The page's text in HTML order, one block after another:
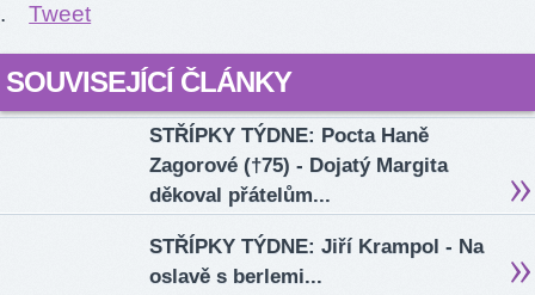
.
Tweet
SOUVISEJÍCÍ ČLÁNKY
STŘÍPKY TÝDNE: Pocta Haně
Zagorové (†75) - Dojatý Margita
děkoval přátelům...
STŘÍPKY TÝDNE: Jiří Krampol - Na
oslavě s berlemi...